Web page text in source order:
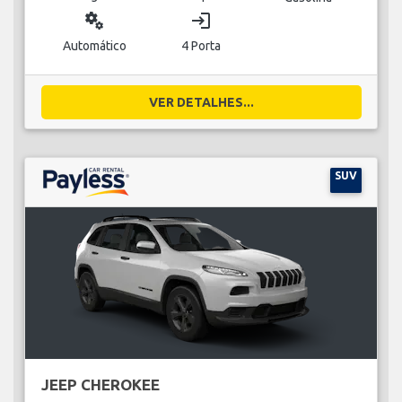
miscellaneous_services
Automático
login
4 Porta
VER DETALHES...
SUV
JEEP CHEROKEE